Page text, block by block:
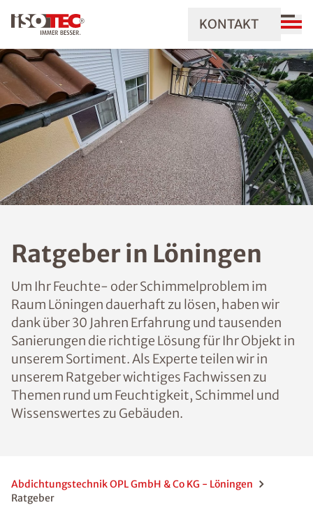
KONTAKT
Ratgeber in Löningen
Um Ihr Feuchte- oder Schimmelproblem im
Raum Löningen dauerhaft zu lösen, haben wir
dank über 30 Jahren Erfahrung und tausenden
Sanierungen die richtige Lösung für Ihr Objekt in
unserem Sortiment. Als Experte teilen wir in
unserem Ratgeber wichtiges Fachwissen zu
Themen rund um Feuchtigkeit, Schimmel und
Wissenswertes zu Gebäuden.
Abdichtungstechnik OPL GmbH & Co KG - Löningen
Ratgeber